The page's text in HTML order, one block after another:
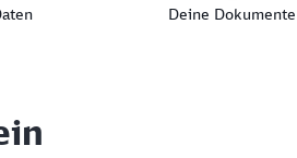
Deine Dokumente